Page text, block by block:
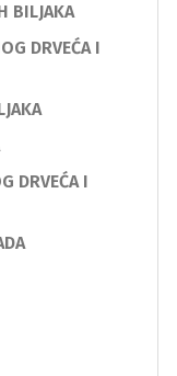
BILJAKA
DRVEĆA I
DRVEĆA I